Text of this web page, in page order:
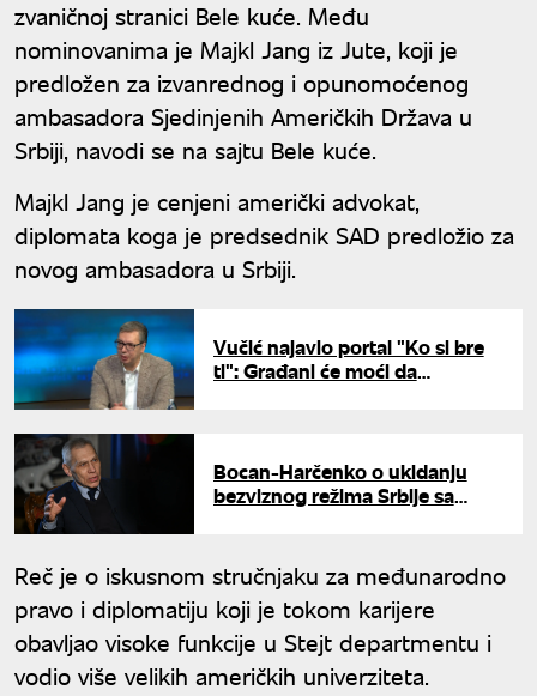
zvaničnoj stranici Bele kuće. Među
nominovanima je Majkl Jang iz Jute, koji je
predložen za izvanrednog i opunomoćenog
ambasadora Sjedinjenih Američkih Država u
Srbiji, navodi se na sajtu Bele kuće.
Majkl Jang je cenjeni američki advokat,
diplomata koga je predsednik SAD predložio za
novog ambasadora u Srbiji.
Vučić najavio portal "Ko si bre
ti": Građani će moći da
Bocan-Harčenko o ukidanju
bezviznog režima Srbije sa
racionalna"
Reč je o iskusnom stručnjaku za međunarodno
pravo i diplomatiju koji je tokom karijere
obavljao visoke funkcije u Stejt departmentu i
vodio više velikih američkih univerziteta.